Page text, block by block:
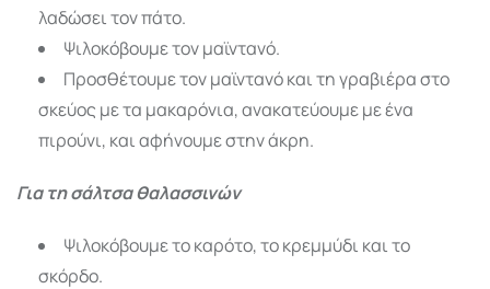
λαδώσει τον πάτο.
Ψιλοκόβουμε τον μαϊντανό.
Προσθέτουμε τον μαϊντανό και τη γραβιέρα στο
σκεύος με τα μακαρόνια, ανακατεύουμε με ένα
πιρούνι, και αφήνουμε στην άκρη.
Για τη σάλτσα θαλασσινών
Ψιλοκόβουμε το καρότο, το κρεμμύδι και το
σκόρδο.